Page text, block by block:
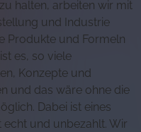
halten, arbeiten wir mit
und Industrie
Produkte und Formeln
es, so viele
Konzepte und
und das wäre ohne die
Dabei ist eines
und unbezahlt. Wir